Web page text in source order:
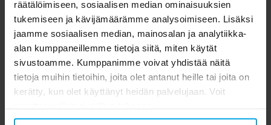
räätälöimiseen, sosiaalisen median ominaisuuksien
tukemiseen ja kävijämäärämme analysoimiseen. Lisäksi
jaamme sosiaalisen median, mainosalan ja analytiikka-
alan kumppaneillemme tietoja siitä, miten käytät
sivustoamme. Kumppanimme voivat yhdistää näitä
tietoja muihin tietoihin, joita olet antanut heille tai joita on
kerätty, kun olet käyttänyt heidän palvelujaan. Voit
Serpentiinit Metallic,
Kulta
Hinta :1,98 €
1,98 €
Lasten tatuoinnit -
Perhoset 6 kpl
Hinta:0,49 €
0,49 €